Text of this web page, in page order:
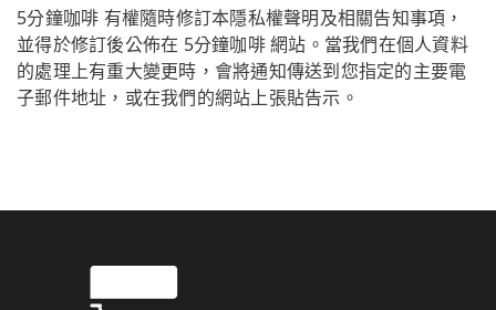
5分鐘咖啡 有權隨時修訂本隱私權聲明及相關告知事項，
並得於修訂後公佈在 5分鐘咖啡 網站。當我們在個人資料
的處理上有重大變更時，會將通知傳送到您指定的主要電
子郵件地址，或在我們的網站上張貼告示。